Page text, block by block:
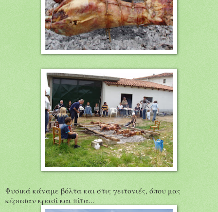
Φυσικά κάναμε βόλτα και στις γειτονιές, όπου μας
κέρασαν κρασί και πίτα...